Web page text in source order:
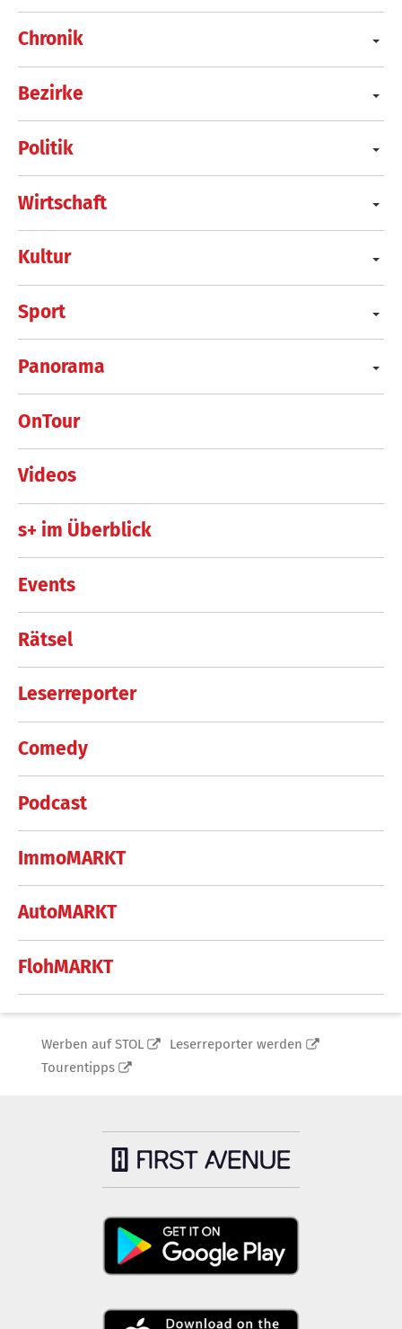
Chronik
Bezirke
Politik
Wirtschaft
Kultur
Sport
Panorama
OnTour
Videos
s+ im Überblick
Events
Rätsel
Leserreporter
Comedy
Podcast
ImmoMARKT
AutoMARKT
FlohMARKT
Werben auf STOL
Leserreporter werden
Tourentipps